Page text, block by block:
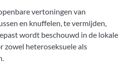
vertoningen van
en knuffelen, te vermijden,
wordt beschouwd in de lokale
zowel heteroseksuele als